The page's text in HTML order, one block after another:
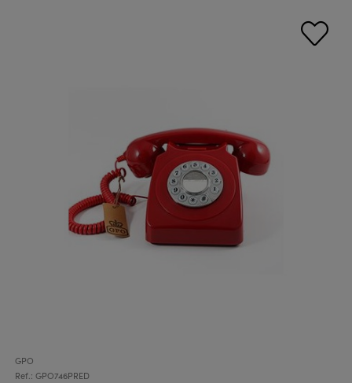
GPO
Ref.: GPO746PRED